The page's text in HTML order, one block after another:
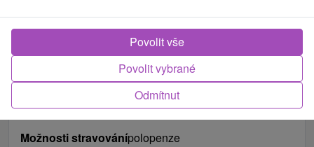
Fotografie od zákazníků+3
Možnosti stravovánípolopenze
Odmítnut
Povolit vybrané
Povolit vše